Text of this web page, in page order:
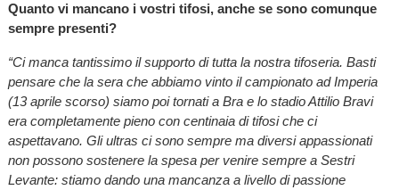
Quanto vi mancano i vostri tifosi, anche se sono comunque
sempre presenti?
“Ci manca tantissimo il supporto di tutta la nostra tifoseria. Basti
pensare che la sera che abbiamo vinto il campionato ad Imperia
(13 aprile scorso) siamo poi tornati a Bra e lo stadio Attilio Bravi
era completamente pieno con centinaia di tifosi che ci
aspettavano. Gli ultras ci sono sempre ma diversi appassionati
non possono sostenere la spesa per venire sempre a Sestri
Levante: stiamo dando una mancanza a livello di passione